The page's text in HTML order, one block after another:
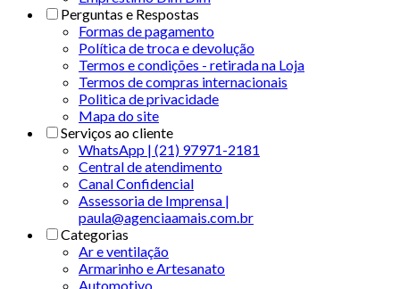
Perguntas e Respostas
Formas de pagamento
Política de troca e devolução
Termos e condições - retirada na Loja
Termos de compras internacionais
Politica de privacidade
Mapa do site
Serviços ao cliente
WhatsApp | (21) 97971-2181
Central de atendimento
Canal Confidencial
Assessoria de Imprensa |
paula@agenciaamais.com.br
Categorias
Ar e ventilação
Armarinho e Artesanato
Automotivo